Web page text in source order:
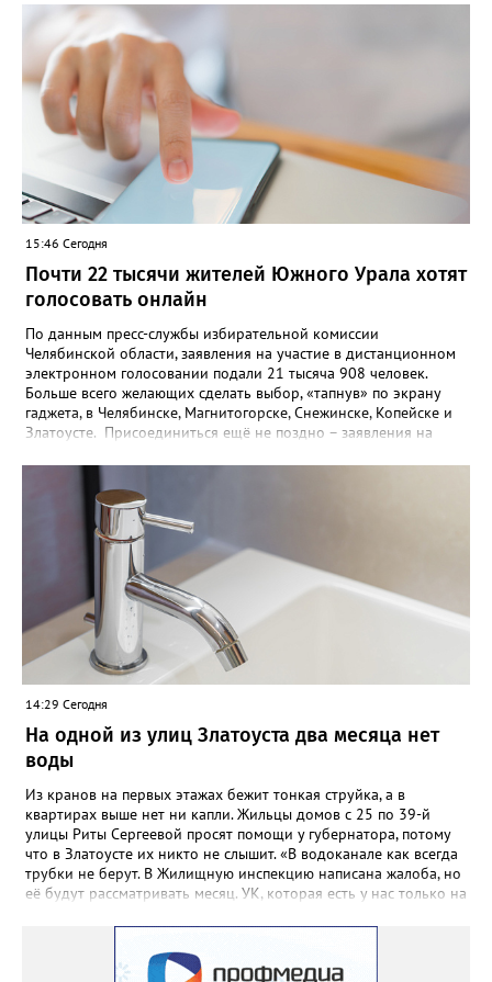
подростки на купленных родителями питбайках. При этом
дети выезжают на дорогу с молчаливого согласия взрослых,
которых не останавливает грозящий в этом случае 30-
тысячный штраф. После очередного рейда два изъятых у юных
гонщиков мотоцикла отправились на штрафстоянку, а
материалы на подростков – в комиссию по делам
несовершеннолетних.
15:46 Сегодня
Почти 22 тысячи жителей Южного Урала хотят
голосовать онлайн
По данным пресс-службы избирательной комиссии
Челябинской области, заявления на участие в дистанционном
электронном голосовании подали 21 тысяча 908 человек.
Больше всего желающих сделать выбор, «тапнув» по экрану
гаджета, в Челябинске, Магнитогорске, Снежинске, Копейске и
Златоусте. Присоединиться ещё не поздно – заявления на
Система позволяет голосовать с любого устройства с доступом
в интернет из любого места. Участвовать в голосовании по
месту нахождения поможет механизм «Мобильный
избиратель». Такой возможностью хотят воспользоваться уже
более 900 южноуральцев. Заявления – онлайн, в МФЦ или
территориальных избиркомах - также принимаются до 14
сентября, а с 9 сентября к этому процессу подключатся
участковые комиссии. Голосование на выборах в Госдуму РФ
пройдёт 18, 19 и 20 сентября.
14:29 Сегодня
На одной из улиц Златоуста два месяца нет
воды
Из кранов на первых этажах бежит тонкая струйка, а в
квартирах выше нет ни капли. Жильцы домов с 25 по 39-й
улицы Риты Сергеевой просят помощи у губернатора, потому
что в Златоусте их никто не слышит. «В водоканале как всегда
трубки не берут. В Жилищную инспекцию написана жалоба, но
её будут рассматривать месяц. УК, которая есть у нас только на
как живут люди без воды. На Кирова, возле бомбоубежища из-
под асфальта хлещет вода, но Водоканал не мог найти утечку,
это нам было сказано ранее», - говорится в обращении,